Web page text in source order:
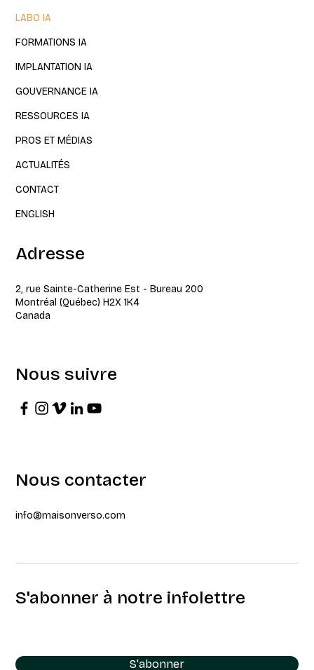
LABO IA
FORMATIONS IA
IMPLANTATION IA
GOUVERNANCE IA
RESSOURCES IA
PROS ET MÉDIAS
ACTUALITÉS
CONTACT
ENGLISH
Adresse
2, rue Sainte-Catherine Est - Bureau 200
Montréal (Québec) H2X 1K4
Canada
Nous suivre
Nous contacter
info@maisonverso.com
S'abonner à notre infolettre
S'abonner